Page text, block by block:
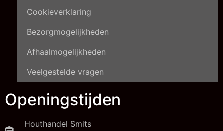
Cookieverklaring
Bezorgmogelijkheden
Afhaalmogelijkheden
Veelgestelde vragen
Openingstijden
Houthandel Smits